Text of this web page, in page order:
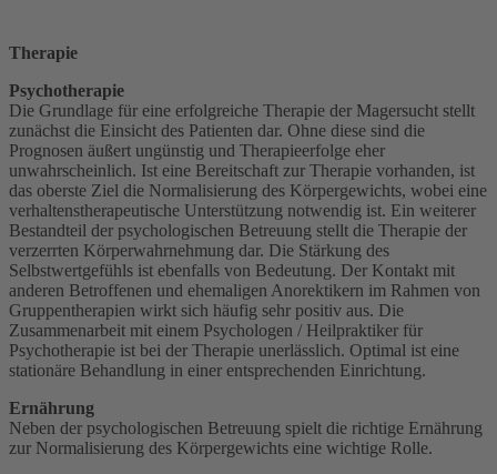
Therapie
Psychotherapie
Die Grundlage für eine erfolgreiche Therapie der Magersucht stellt
zunächst die Einsicht des Patienten dar. Ohne diese sind die
Prognosen äußert ungünstig und Therapieerfolge eher
unwahrscheinlich. Ist eine Bereitschaft zur Therapie vorhanden, ist
das oberste Ziel die Normalisierung des Körpergewichts, wobei eine
verhaltenstherapeutische Unterstützung notwendig ist. Ein weiterer
Bestandteil der psychologischen Betreuung stellt die Therapie der
verzerrten Körperwahrnehmung dar. Die Stärkung des
Selbstwertgefühls ist ebenfalls von Bedeutung. Der Kontakt mit
anderen Betroffenen und ehemaligen Anorektikern im Rahmen von
Gruppentherapien wirkt sich häufig sehr positiv aus. Die
Zusammenarbeit mit einem Psychologen / Heilpraktiker für
Psychotherapie ist bei der Therapie unerlässlich. Optimal ist eine
stationäre Behandlung in einer entsprechenden Einrichtung.
Ernährung
Neben der psychologischen Betreuung spielt die richtige Ernährung
zur Normalisierung des Körpergewichts eine wichtige Rolle.